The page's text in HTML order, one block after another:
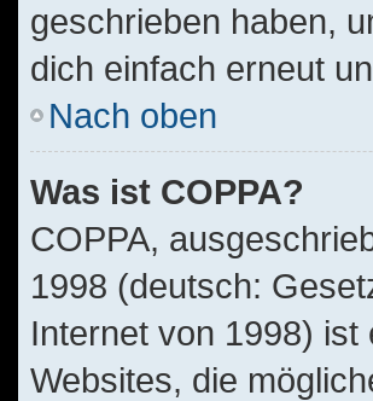
geschrieben haben,
dich einfach erneut
Nach oben
Was ist COPPA?
COPPA,
1998 (deutsch:
Internet von 1998)
Websites, die